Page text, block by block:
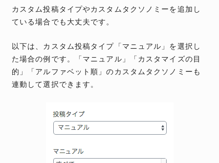
カスタム投稿タイプやカスタムタクソノミーを追加し
ている場合でも大丈夫です。
以下は、カスタム投稿タイプ「マニュアル」を選択し
た場合の例です。「マニュアル」「カスタマイズの目
的」「アルファベット順」のカスタムタクソノミーも
連動して選択できます。